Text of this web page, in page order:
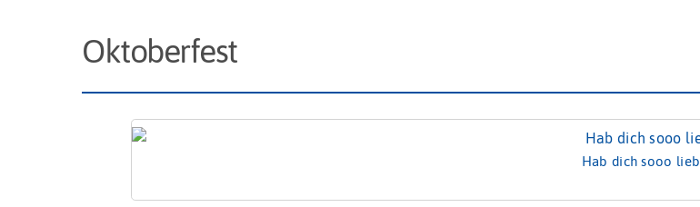
Oktoberfest
Hab dich sooo lieb